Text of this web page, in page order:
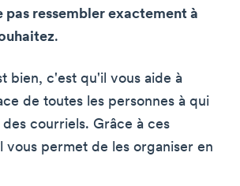
pas ressembler exactement à
.
bien, c'est qu'il vous aide à
de toutes les personnes à qui
courriels. Grâce à ces
vous permet de les organiser en